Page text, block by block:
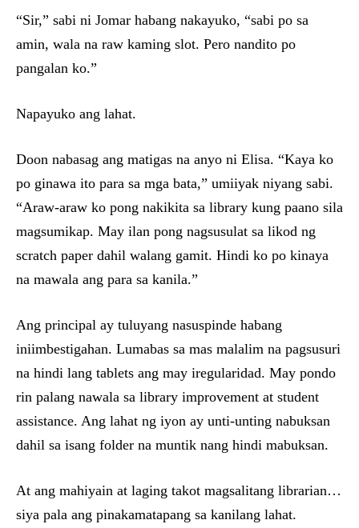
“Sir,” sabi ni Jomar habang nakayuko, “sabi po sa
amin, wala na raw kaming slot. Pero nandito po
pangalan ko.”
Napayuko ang lahat.
Doon nabasag ang matigas na anyo ni Elisa. “Kaya ko
po ginawa ito para sa mga bata,” umiiyak niyang sabi.
“Araw-araw ko pong nakikita sa library kung paano sila
magsumikap. May ilan pong nagsusulat sa likod ng
scratch paper dahil walang gamit. Hindi ko po kinaya
na mawala ang para sa kanila.”
Ang principal ay tuluyang nasuspinde habang
iniimbestigahan. Lumabas sa mas malalim na pagsusuri
na hindi lang tablets ang may iregularidad. May pondo
rin palang nawala sa library improvement at student
assistance. Ang lahat ng iyon ay unti-unting nabuksan
dahil sa isang folder na muntik nang hindi mabuksan.
At ang mahiyain at laging takot magsalitang librarian…
siya pala ang pinakamatapang sa kanilang lahat.